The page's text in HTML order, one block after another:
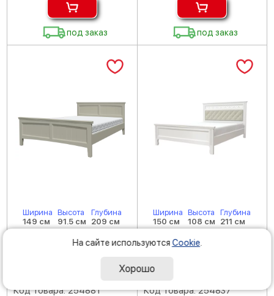
под заказ под заказ
Ширина
149 см
Высота
91.5 см
Глубина
209 см
Кровать ГРАЦИЯ-4
(комплект) 1400х2000,
Код товара: 254881
Ширина
150 см
Высота
108 см
Глубина
211 см
Кровать ГРАЦИЯ
(комплект) 1400х2000,
кровать двойная
Код товара: 254837
На сайте используются Cookie
Хорошо